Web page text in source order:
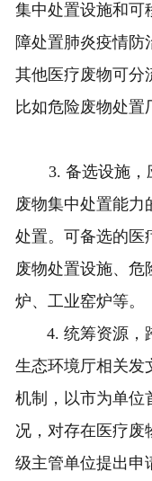
集中处置设施和可
障处置肺炎疫情防
其他医疗废物可分
比如危险废物处置
3. 备选设施
废物集中处置能力
处置。可备选的医
废物处置设施、危
炉、工业窑炉等。
4. 统筹资源，
生态环境厅相关发
机制，以市为单位
况，对存在医疗废
级主管单位提出申